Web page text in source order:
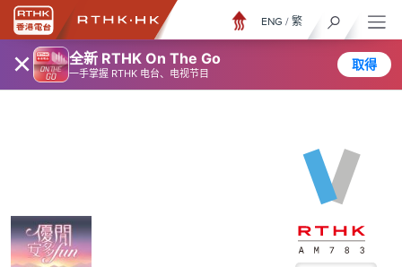
× 全新 RTHK On The Go
一手掌握 RTHK 电台、电视节目
取得
ENG / 繁